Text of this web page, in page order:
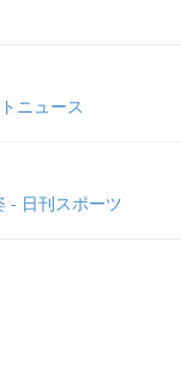
ニュース
- 日刊スポーツ